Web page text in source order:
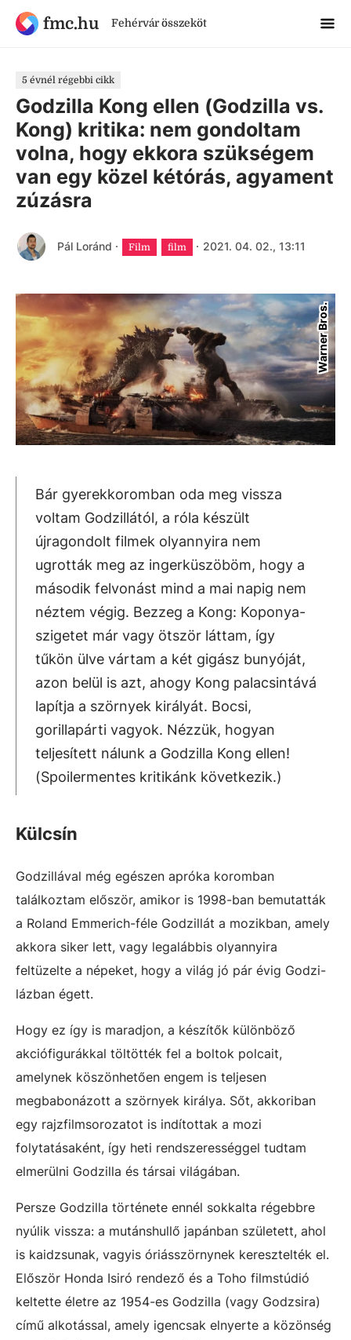
fmc.hu Fehérvár összeköt
5 évnél régebbi cikk
Godzilla Kong ellen (Godzilla vs.
Kong) kritika: nem gondoltam
volna, hogy ekkora szükségem
van egy közel kétórás, agyament
zúzásra
Pál Loránd · Film film · 2021. 04. 02., 13:11
Warner Bros.
Bár gyerekkoromban oda meg vissza
voltam Godzillától, a róla készült
újragondolt filmek olyannyira nem
ugrották meg az ingerküszöböm, hogy a
második felvonást mind a mai napig nem
néztem végig. Bezzeg a Kong: Koponya-
szigetet már vagy ötször láttam, így
tűkön ülve vártam a két gigász bunyóját,
azon belül is azt, ahogy Kong palacsintává
lapítja a szörnyek királyát. Bocsi,
gorillapárti vagyok. Nézzük, hogyan
teljesített nálunk a Godzilla Kong ellen!
(Spoilermentes kritikánk következik.)
Külcsín
Godzillával még egészen apróka koromban
találkoztam először, amikor is 1998-ban bemutatták
a Roland Emmerich-féle Godzillát a mozikban, amely
akkora siker lett, vagy legalábbis olyannyira
feltüzelte a népeket, hogy a világ jó pár évig Godzi-
lázban égett.
Hogy ez így is maradjon, a készítők különböző
akciófigurákkal töltötték fel a boltok polcait,
amelynek köszönhetően engem is teljesen
megbabonázott a szörnyek királya. Sőt, akkoriban
egy rajzfilmsorozatot is indítottak a mozi
folytatásaként, így heti rendszerességgel tudtam
elmerülni Godzilla és társai világában.
Persze Godzilla története ennél sokkalta régebbre
nyúlik vissza: a mutánshullő japánban született, ahol
is kaidzsunak, vagyis óriásszörnynek keresztelték el.
Először Honda Isiró rendező és a Toho filmstúdió
keltette életre az 1954-es Godzilla (vagy Godzsira)
című alkotással, amely igencsak elnyerte a közönség